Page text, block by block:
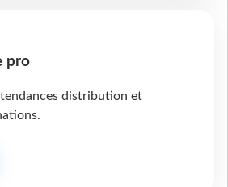
pro
distribution et